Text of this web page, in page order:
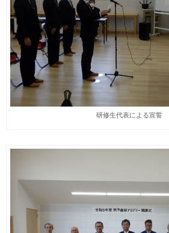
研修生代表による宣誓